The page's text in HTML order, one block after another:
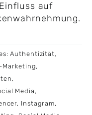
auf
Authentizität,
,
,
Media ,
, Instagram,